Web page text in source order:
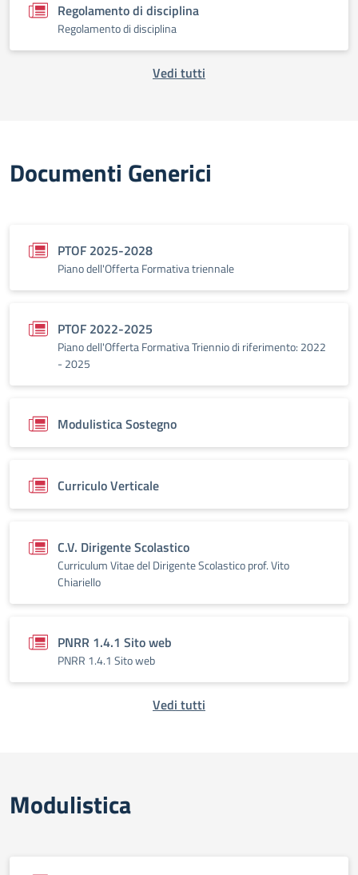
Regolamento di disciplina
Regolamento di disciplina
Vedi tutti
Documenti Generici
PTOF 2025-2028
Piano dell'Offerta Formativa triennale
PTOF 2022-2025
Piano dell'Offerta Formativa Triennio di riferimento: 2022
- 2025
Modulistica Sostegno
Curriculo Verticale
C.V. Dirigente Scolastico
Curriculum Vitae del Dirigente Scolastico prof. Vito
Chiariello
PNRR 1.4.1 Sito web
PNRR 1.4.1 Sito web
Vedi tutti
Modulistica